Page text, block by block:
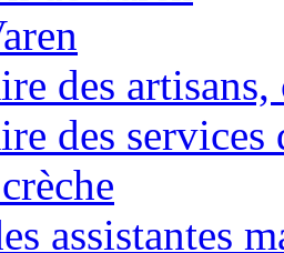
des
des services
assistantes